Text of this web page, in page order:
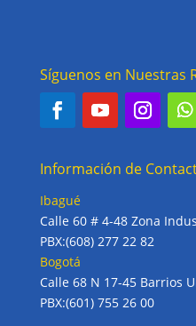
Síguenos en Nuestras
Información de
Ibagué
Calle 60 # 4-48 Zona
PBX:(608) 277 22 82
Bogotá
Calle 68 N 17-45 Barrios
PBX:(601) 755 26 00